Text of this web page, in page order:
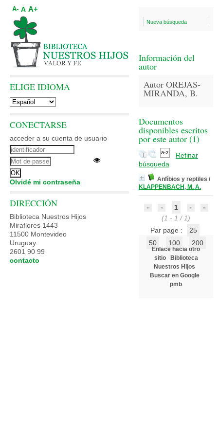
Nueva búsqueda
Información del
autor
Autor OREJAS-
MIRANDA, B.
Documentos
disponibles escritos
por este autor (1)
Refinar
búsqueda
Anfíbios y reptiles /
KLAPPENBACH, M. A.
1
(1 - 1 / 1)
Par page :
25
50
100 200
Enlace hacia otro
sitio
Biblioteca
Nuestros Hijos
Buscar en Google
pmb
A- A A+
ELIGE IDIOMA
CONECTARSE
acceder a su cuenta de usuario
Olvidé mi contraseña
DIRECCIÓN
Biblioteca Nuestros Hijos
Miraflores 1443
11500 Montevideo
Uruguay
2601 90 99
contacto